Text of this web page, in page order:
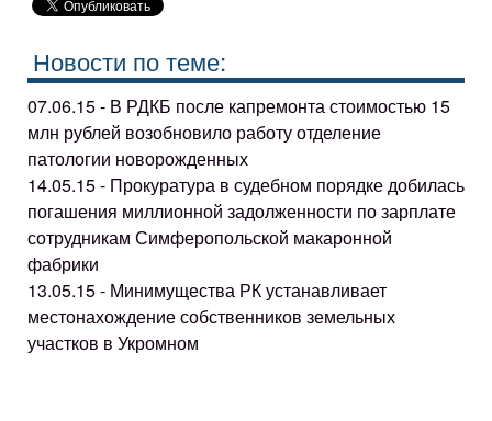
Новости по теме:
07.06.15 - В РДКБ после капремонта стоимостью 15
млн рублей возобновило работу отделение
патологии новорожденных
14.05.15 - Прокуратура в судебном порядке добилась
погашения миллионной задолженности по зарплате
сотрудникам Симферопольской макаронной
фабрики
13.05.15 - Минимущества РК устанавливает
местонахождение собственников земельных
участков в Укромном